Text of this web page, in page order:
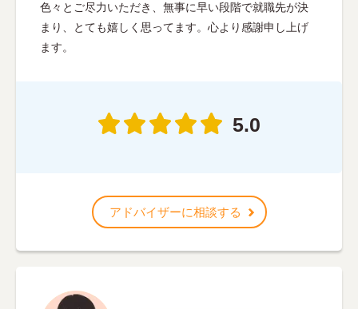
色々とご尽力いただき、無事に早い段階で就職先が決
まり、とても嬉しく思ってます。心より感謝申し上げ
ます。
5.0
アドバイザーに相談する